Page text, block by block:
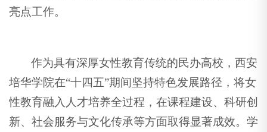
亮点工作。
作为具有深厚女性教育传统的民办高校，西安
培华学院在“十四五”期间坚持特色发展路径，将女
性教育融入人才培养全过程，在课程建设、科研创
新、社会服务与文化传承等方面取得显著成效。学